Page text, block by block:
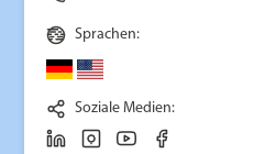
Sprachen:
Soziale Medien: